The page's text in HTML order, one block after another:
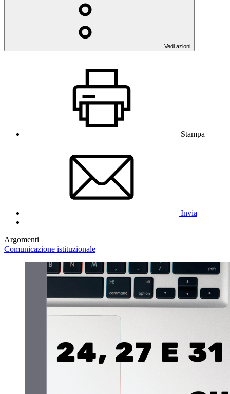
Vedi azioni
Stampa
Invia
Argomenti
Comunicazione istituzionale